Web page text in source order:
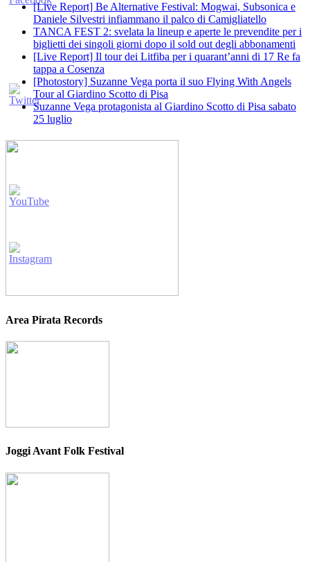
[Live Report] Be Alternative Festival: Mogwai, Subsonica e
Daniele Silvestri infiammano il palco di Camigliatello
TANCA FEST 2: svelata la lineup e aperte le prevendite per i
biglietti dei singoli giorni dopo il sold out degli abbonamenti
[Live Report] Il tour dei Litfiba per i quarant’anni di 17 Re fa
tappa a Cosenza
[Photostory] Suzanne Vega porta il suo Flying With Angels
Tour al Giardino Scotto di Pisa
Suzanne Vega protagonista al Giardino Scotto di Pisa sabato
25 luglio
Area Pirata Records
Joggi Avant Folk Festival